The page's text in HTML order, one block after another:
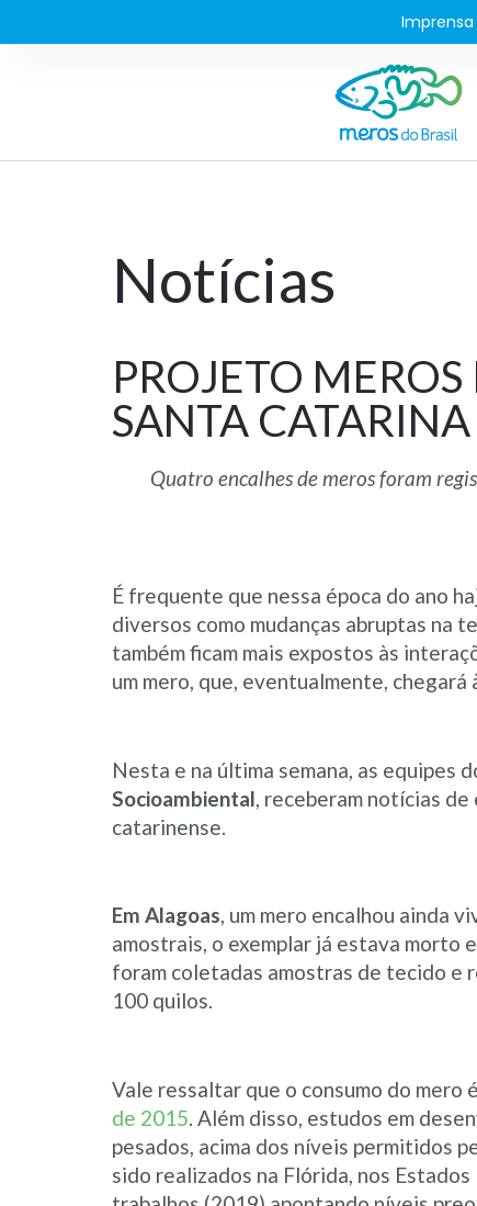
Imprensa
Notícias
PROJETO
SANTA CATARINA
Quatro encalhes de meros foram
É frequente que nessa época do ano
diversos como mudanças abruptas na
também ficam mais expostos às
um mero, que, eventualmente,
Nesta e na última semana, as equipes
Socioambiental , receberam notícias
catarinense.
Em Alagoas, um mero encalhou ainda
amostrais, o exemplar já estava morto
foram coletadas amostras de tecido e
100 quilos.
Vale ressaltar que o consumo do
de 2015. Além disso, estudos em
pesados, acima dos níveis permitidos
sido realizados na Flórida, nos